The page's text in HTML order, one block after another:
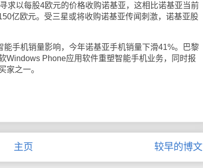
以每股4欧元的价格收购诺基亚，这相比诺基亚当前
亿欧元。受三星或将收购诺基亚传闻刺激，诺基亚股
机销量影响，今年诺基亚手机销量下滑41%。巴黎
Windows Phone应用软件重塑智能手机业务，同时报
家之一。
较早的博文
主页